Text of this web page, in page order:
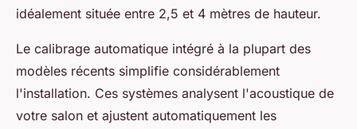
idéalement située entre 2,5 et 4 mètres de hauteur.
Le calibrage automatique intégré à la plupart des
modèles récents simplifie considérablement
l'installation. Ces systèmes analysent l'acoustique de
votre salon et ajustent automatiquement les